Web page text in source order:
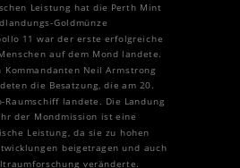
Leistung hat die Perth Mint
Goldmünze
11 war der erste erfolgreiche
auf dem Mond landete.
Kommandanten Neil Armstrong
die Besatzung, die am 20.
Raumschiff landete. Die Landung
der Mondmission ist eine
Leistung, da sie zu hohen
beigetragen und auch
veränderte.